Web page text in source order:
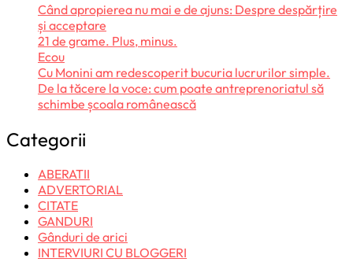
Când apropierea nu mai e de ajuns: Despre despărțire
și acceptare
21 de grame. Plus, minus.
Ecou
Cu Monini am redescoperit bucuria lucrurilor simple.
De la tăcere la voce: cum poate antreprenoriatul să
schimbe școala românească
Categorii
ABERATII
ADVERTORIAL
CITATE
GANDURI
Gânduri de arici
INTERVIURI CU BLOGGERI